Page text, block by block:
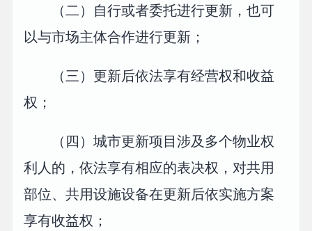
（二）自行或者委托进行更新，也可
以与市场主体合作进行更新；
（三）更新后依法享有经营权和收益
权；
（四）城市更新项目涉及多个物业权
利人的，依法享有相应的表决权，对共用
部位、共用设施设备在更新后依实施方案
享有收益权；